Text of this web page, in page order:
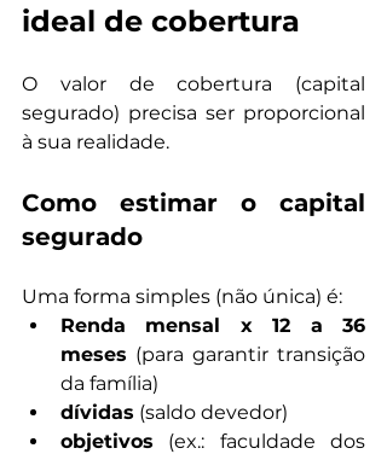
ideal de cobertura
O valor de cobertura (capital
segurado) precisa ser proporcional
à sua realidade.
Como estimar o capital
segurado
Uma forma simples (não única) é:
Renda mensal x 12 a 36
meses (para garantir transição
da família)
dívidas (saldo devedor)
objetivos (ex.: faculdade dos